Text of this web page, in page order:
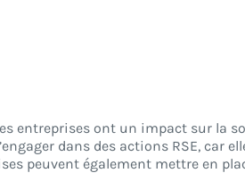
entreprises ont un impact sur la
dans des actions RSE, car
peuvent également mettre en